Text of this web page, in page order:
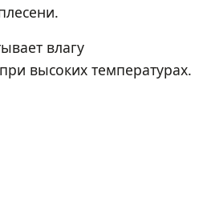
влагу
высоких температурах.